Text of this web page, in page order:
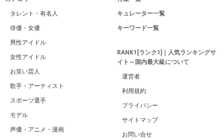
タレント・有名人
俳優・女優
男性アイドル
女性アイドル
お笑い芸人
歌手・アーティスト
スポーツ選手
モデル
声優・アニメ・漫画
キュレーター一覧
キーワード一覧
RANK1[ランク1]｜人気ランキングサ
イト～国内最大級について
運営者
利用規約
プライバシー
サイトマップ
お問い合せ